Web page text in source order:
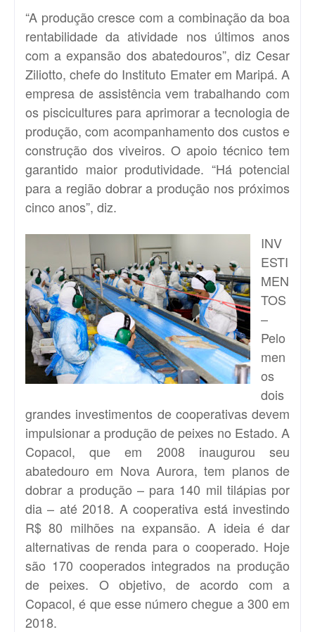
“A produção cresce com a combinação da boa
rentabilidade da atividade nos últimos anos
com a expansão dos abatedouros”, diz Cesar
Ziliotto, chefe do Instituto Emater em Maripá. A
empresa de assistência vem trabalhando com
os piscicultures para aprimorar a tecnologia de
produção, com acompanhamento dos custos e
construção dos viveiros. O apoio técnico tem
garantido maior produtividade. “Há potencial
para a região dobrar a produção nos próximos
cinco anos”, diz.
INV
ESTI
MEN
TOS
–
Pelo
men
os
dois
grandes investimentos de cooperativas devem
impulsionar a produção de peixes no Estado. A
Copacol, que em 2008 inaugurou seu
abatedouro em Nova Aurora, tem planos de
dobrar a produção – para 140 mil tilápias por
dia – até 2018. A cooperativa está investindo
R$ 80 milhões na expansão. A ideia é dar
alternativas de renda para o cooperado. Hoje
são 170 cooperados integrados na produção
de peixes. O objetivo, de acordo com a
Copacol, é que esse número chegue a 300 em
2018.